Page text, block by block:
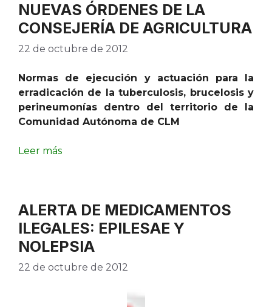
NUEVAS ÓRDENES DE LA
CONSEJERÍA DE AGRICULTURA
22 de octubre de 2012
Normas de ejecución y actuación para la
erradicación de la tuberculosis, brucelosis y
perineumonías dentro del territorio de la
Comunidad Autónoma de CLM
Leer más
ALERTA DE MEDICAMENTOS
ILEGALES: EPILESAE Y
NOLEPSIA
22 de octubre de 2012